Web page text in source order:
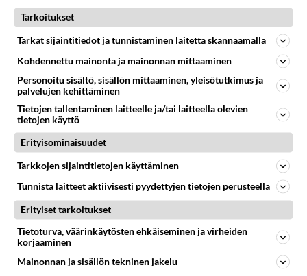
Anonyymi
Esitä kysymys Juuan kuningas Edif kuppakullille.
Äänestä
Anonyymi
Voisiko wc tiloissa järjestää käärmenäyttelyn
Juuan naisille.
Äänestä Kommentoi
Tarkoitukset
Tarkat sijaintitiedot ja tunnistaminen laitetta skannaamalla
Kohdennettu mainonta ja mainonnan mittaaminen
Personoitu sisältö, sisällön mittaaminen, yleisötutkimus ja
palvelujen kehittäminen
Tietojen tallentaminen laitteelle ja/tai laitteella olevien
tietojen käyttö
Erityisominaisuudet
Tarkkojen sijaintitietojen käyttäminen
Tunnista laitteet aktiivisesti pyydettyjen tietojen perusteella
Erityiset tarkoitukset
Tietoturva, väärinkäytösten ehkäiseminen ja virheiden
korjaaminen
Mainonnan ja sisällön tekninen jakelu